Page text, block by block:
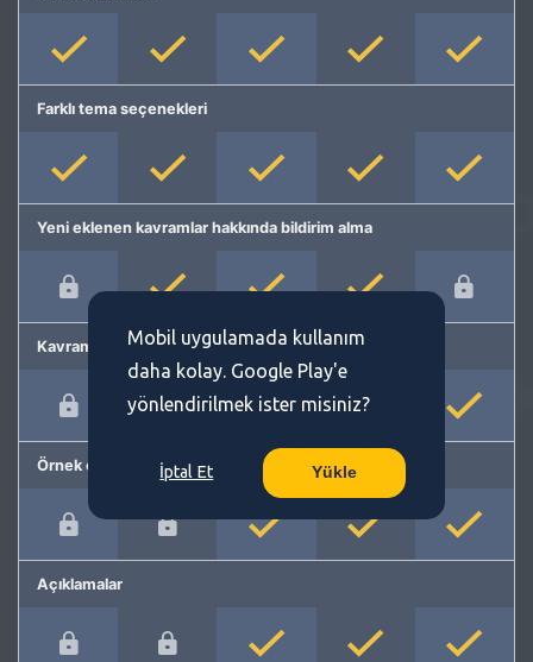
Farklı tema seçenekleri
Yeni eklenen kavramlar hakkında bildirim alma
Kavram önerme
Örnek cümleler
Açıklamalar
Mobil uygulamada kullanım
daha kolay. Google Play'e
yönlendirilmek ister misiniz?
İptal Et Yükle